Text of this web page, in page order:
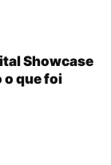
Showcase
o que foi